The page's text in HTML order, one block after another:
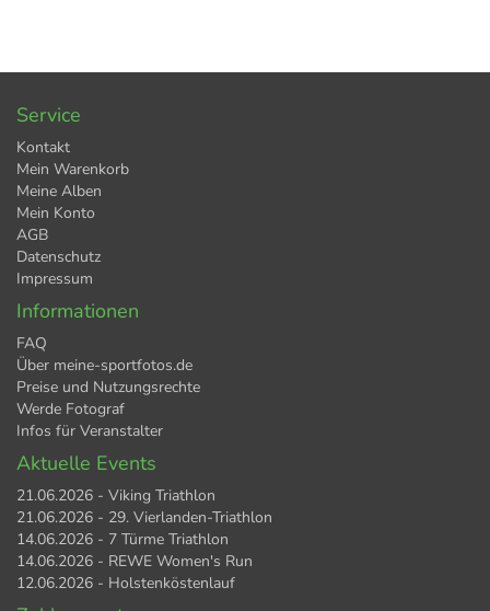
Service
Kontakt
Mein Warenkorb
Meine Alben
Mein Konto
AGB
Datenschutz
Impressum
Informationen
FAQ
Über meine-sportfotos.de
Preise und Nutzungsrechte
Werde Fotograf
Infos für Veranstalter
Aktuelle Events
21.06.2026 - Viking Triathlon
21.06.2026 - 29. Vierlanden-Triathlon
14.06.2026 - 7 Türme Triathlon
14.06.2026 - REWE Women's Run
12.06.2026 - Holstenköstenlauf